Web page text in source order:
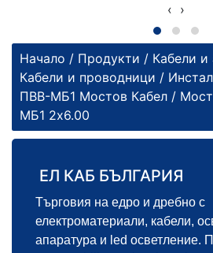
‹ ›
Начало / Продукти / Кабели и
Кабели и проводници /
ПВВ-МБ1 Мостов Кабел /
МБ1 2х6.00
ЕЛ КАБ БЪЛГАРИЯ
Търговия на едро и дребно с
електроматериали, кабели,
апаратура и led осветление.